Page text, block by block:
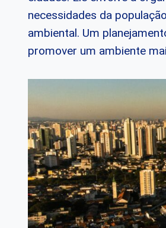
necessidades da
ambiental. Um
promover um ambiente